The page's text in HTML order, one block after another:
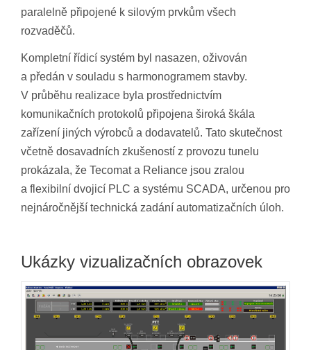
paralelně připojené k silovým prvkům všech
rozvaděčů.
Kompletní řídicí systém byl nasazen, oživován
a předán v souladu s harmonogramem stavby.
V průběhu realizace byla prostřednictvím
komunikačních protokolů připojena široká škála
zařízení jiných výrobců a dodavatelů. Tato skutečnost
včetně dosavadních zkušeností z provozu tunelu
prokázala, že Tecomat a Reliance jsou zralou
a flexibilní dvojicí PLC a systému SCADA, určenou pro
nejnáročnější technická zadání automatizačních úloh.
Ukázky vizualizačních obrazovek